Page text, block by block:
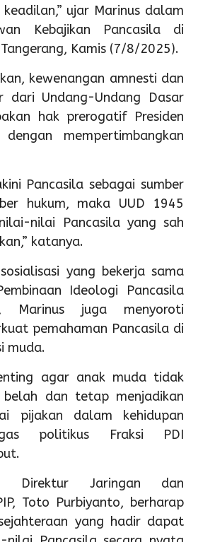
ujar Marinus dalam
Kebajikan Pancasila di
Kamis (7/8/2025).
kewenangan amnesti dan
dari Undang-Undang Dasar
hak prerogatif Presiden
mempertimbangkan
Pancasila sebagai sumber
hukum, maka UUD 1945
nilai Pancasila yang sah
katanya.
yang bekerja sama
Ideologi Pancasila
Marinus juga menyoroti
pemahaman Pancasila di
muda.
agar anak muda tidak
dan tetap menjadikan
pijakan dalam kehidupan
politikus Fraksi PDI
Direktur Jaringan dan
Toto Purbiyanto, berharap
yang hadir dapat